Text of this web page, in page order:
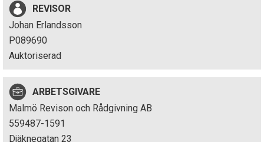
i
n
p
e
REVISOR
Johan Erlandsson
P089690
Auktoriserad
ARBETSGIVARE
Malmö Revison och Rådgivning AB
559487-1591
Djäknegatan 23